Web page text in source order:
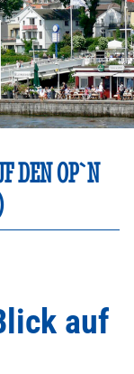
DEN OP`N
auf